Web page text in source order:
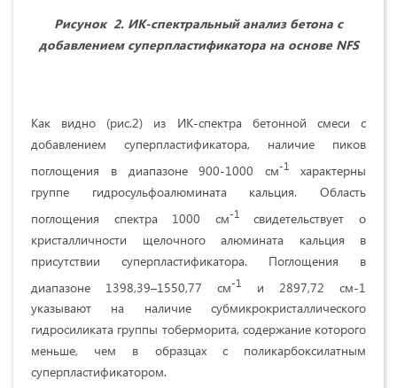
Рисунок 2. ИК-спектральный анализ бетона с
добавлением суперпластификатора на основе NFS
Как видно (рис.2) из ИК-спектра бетонной смеси с
добавлением суперпластификатора, наличие пиков
поглощения в диапазоне 900-1000 см-1
характерны
группе гидросульфоалюмината кальция. Область
поглощения спектра 1000 см-1свидетельствует о
кристалличности щелочного алюмината кальция в
присутствии суперпластификатора. Поглощения в
диапазоне 1398,39–1550,77 см-1
и 2897,72 см-1
указывают на наличие субмикрокристаллического
гидросиликата группы тоберморита, содержание которого
меньше, чем в образцах с поликарбоксилатным
суперпластификатором.